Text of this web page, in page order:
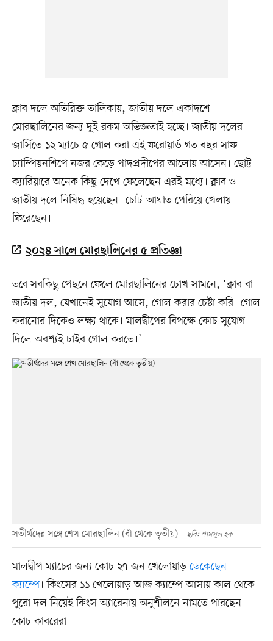
ক্লাব দলে অতিরিক্ত তালিকায়, জাতীয় দলে একাদশে।
মোরছালিনের জন্য দুই রকম অভিজ্ঞতাই হচ্ছে। জাতীয় দলের
জার্সিতে ১২ ম্যাচে ৫ গোল করা এই ফরোয়ার্ড গত বছর সাফ
চ্যাম্পিয়নশিপে নজর কেড়ে পাদপ্রদীপের আলোয় আসেন। ছোট্ট
ক্যারিয়ারে অনেক কিছু দেখে ফেলেছেন এরই মধ্যে। ক্লাব ও
জাতীয় দলে নিষিদ্ধ হয়েছেন। চোট-আঘাত পেরিয়ে খেলায়
ফিরেছেন।
২০২৪ সালে মোরছালিনের ৫ প্রতিজ্ঞা
তবে সবকিছু পেছনে ফেলে মোরছালিনের চোখ সামনে, ‘ক্লাব বা
জাতীয় দল, যেখানেই সুযোগ আসে, গোল করার চেষ্টা করি। গোল
করানোর দিকেও লক্ষ্য থাকে। মালদ্বীপের বিপক্ষে কোচ সুযোগ
দিলে অবশ্যই চাইব গোল করতে।’
সতীর্থদের সঙ্গে শেখ মোরছালিন (বাঁ থেকে তৃতীয়) ছবি: শামসুল হক
মালদ্বীপ ম্যাচের জন্য কোচ ২৭ জন খেলোয়াড় ডেকেছেন
ক্যাম্পে। কিংসের ১১ খেলোয়াড় আজ ক্যাম্পে আসায় কাল থেকে
পুরো দল নিয়েই কিংস অ্যারেনায় অনুশীলনে নামতে পারছেন
কোচ কাবরেরা।